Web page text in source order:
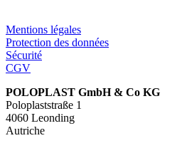
Mentions légales
Protection des données
Sécurité
CGV
POLOPLAST GmbH & Co KG
Poloplaststraße 1
4060 Leonding
Autriche